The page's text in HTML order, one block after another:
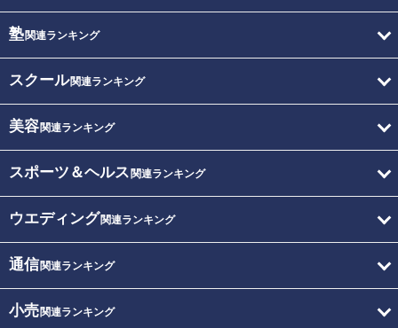
塾関連ランキング
スクール関連ランキング
美容関連ランキング
スポーツ＆ヘルス 関連ランキング
ウエディング関連ランキング
通信関連ランキング
小売関連ランキング